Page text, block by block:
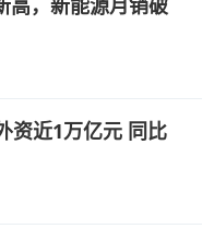
高，新能源月销破
资近1万亿元 同比